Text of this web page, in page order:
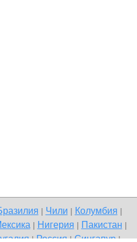
Чили Колумбия
| Нигерия Пакистан
|Россия|Сингапур|